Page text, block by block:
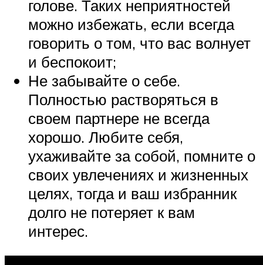
голове. Таких неприятностей
можно избежать, если всегда
говорить о том, что вас волнует
и беспокоит;
Не забывайте о себе.
Полностью растворяться в
своем партнере не всегда
хорошо. Любите себя,
ухаживайте за собой, помните о
своих увлечениях и жизненных
целях, тогда и ваш избранник
долго не потеряет к вам
интерес.